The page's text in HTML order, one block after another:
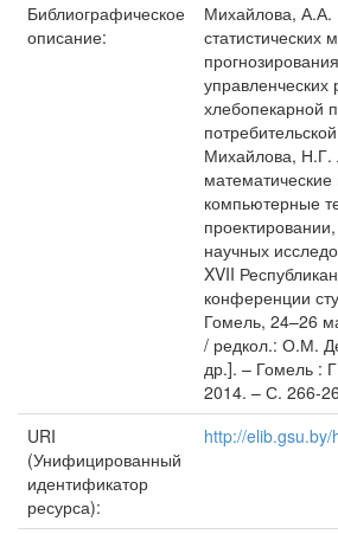
Библиографическое
описание:
Михайлова,
статистических
хлебопекарной
Михайлова, Н.Г.
компьютерные
научных
XVII
конференции
Гомель, 24–26
/ редкол.: О.М.
др.]. – Гомель :
2014. – С. 266-
URI
(Унифицированный
идентификатор
ресурса):
http://